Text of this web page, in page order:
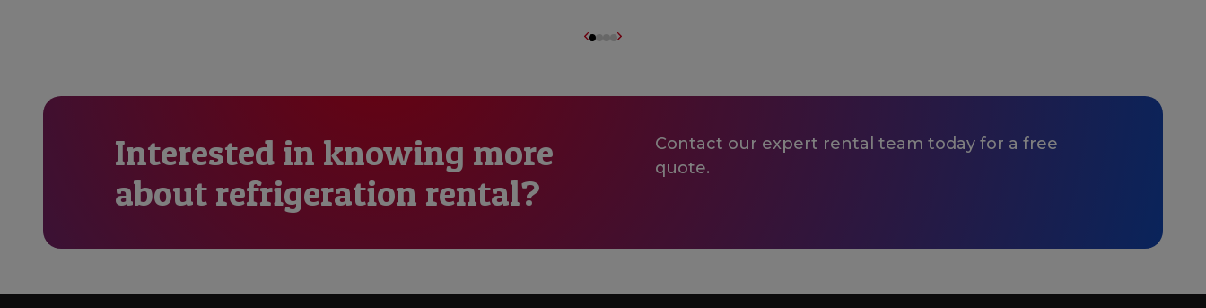
Interested in knowing more
about refrigeration rental?
Contact our expert rental team today for a free
quote.